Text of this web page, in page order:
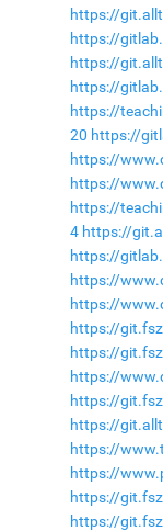
https://
https://
https://
https://
https://
20 https://
https://
https://
https://
4 https://
https://
https://
https://
https://
https://
https://
https://
https://
https://
https://
https://
https://